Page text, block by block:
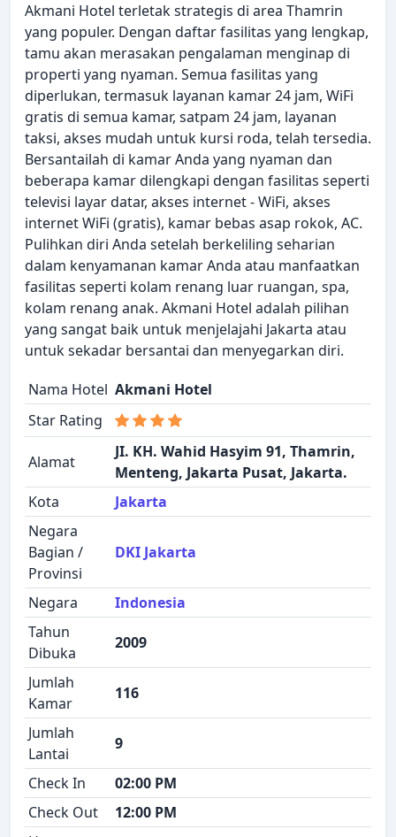
Akmani Hotel terletak strategis di area Thamrin
yang populer. Dengan daftar fasilitas yang lengkap,
tamu akan merasakan pengalaman menginap di
properti yang nyaman. Semua fasilitas yang
diperlukan, termasuk layanan kamar 24 jam, WiFi
gratis di semua kamar, satpam 24 jam, layanan
taksi, akses mudah untuk kursi roda, telah tersedia.
Bersantailah di kamar Anda yang nyaman dan
beberapa kamar dilengkapi dengan fasilitas seperti
televisi layar datar, akses internet - WiFi, akses
internet WiFi (gratis), kamar bebas asap rokok, AC.
Pulihkan diri Anda setelah berkeliling seharian
dalam kenyamanan kamar Anda atau manfaatkan
fasilitas seperti kolam renang luar ruangan, spa,
kolam renang anak. Akmani Hotel adalah pilihan
yang sangat baik untuk menjelajahi Jakarta atau
untuk sekadar bersantai dan menyegarkan diri.
Nama Hotel Akmani Hotel
Star Rating
Alamat
JI. KH. Wahid Hasyim 91, Thamrin,
Menteng, Jakarta Pusat, Jakarta.
Kota
Jakarta
Negara
Bagian /
Provinsi
DKI Jakarta
Negara
Indonesia
Tahun
Dibuka
2009
Jumlah
Kamar
116
Jumlah
Lantai
9
Check In
02:00 PM
Check Out
12:00 PM